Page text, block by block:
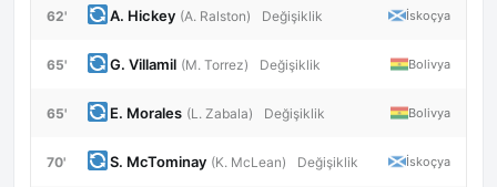
62' A. Hickey (A. Ralston) Değişiklik İskoçya
65' G. Villamil (M. Torrez) Değişiklik Bolivya
65' E. Morales (L. Zabala) Değişiklik Bolivya
70' S. McTominay (K. McLean) Değişiklik İskoçya